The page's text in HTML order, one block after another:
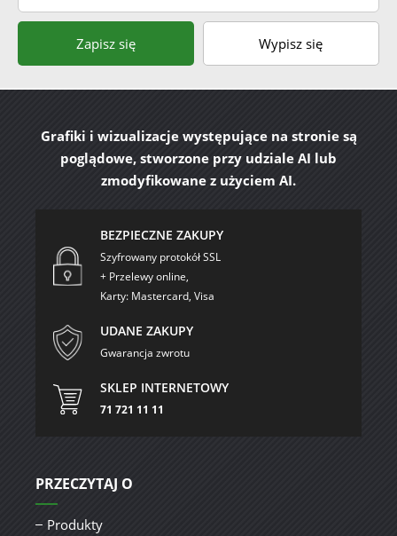
Zapisz się Wypisz się
Grafiki i wizualizacje występujące na stronie są
poglądowe, stworzone przy udziale AI lub
zmodyfikowane z użyciem AI.
BEZPIECZNE ZAKUPY
Szyfrowany protokół SSL
+ Przelewy online,
Karty: Mastercard, Visa
UDANE ZAKUPY
Gwarancja zwrotu
SKLEP INTERNETOWY
71 721 11 11
PRZECZYTAJ O
Produkty